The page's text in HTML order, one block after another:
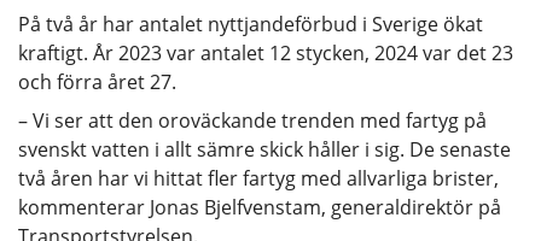
På två år har antalet nyttjandeförbud i Sverige ökat
kraftigt. År 2023 var antalet 12 stycken, 2024 var det 23
och förra året 27.
– Vi ser att den oroväckande trenden med fartyg på
svenskt vatten i allt sämre skick håller i sig. De senaste
två åren har vi hittat fler fartyg med allvarliga brister,
kommenterar Jonas Bjelfvenstam, generaldirektör på